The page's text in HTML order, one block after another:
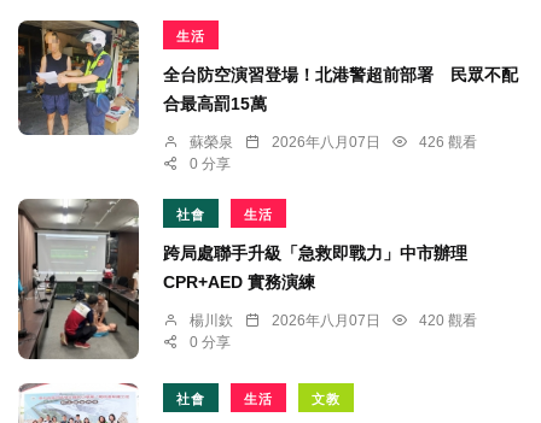
生活
全台防空演習登場！北港警超前部署 民眾不配
合最高罰15萬
蘇榮泉 2026年八月07日
426 觀看
0 分享
社會 生活
跨局處聯手升級「急救即戰力」中市辦理
CPR+AED 實務演練
楊川欽 2026年八月07日
420 觀看
0 分享
社會 生活 文教